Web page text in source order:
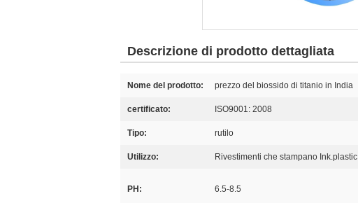
Descrizione di prodotto dettagliata
Nome del prodotto: prezzo del biossido di titanio in India
certificato: ISO9001: 2008
Tipo: rutilo
Utilizzo: Rivestimenti che stampano Ink.plastic
PH: 6.5-8.5